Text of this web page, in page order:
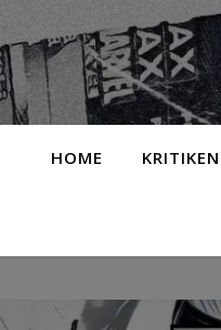
HOME KRITIKEN